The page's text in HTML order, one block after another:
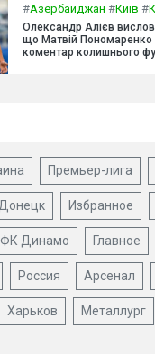
#Азербайджан #Київ #
Олександр Алієв
що Матвій Пономаренко
коментар колишнього
Премьер-лига
Донецк Избранное
ФК Динамо Главное
Россия Арсенал
Харьков Металлург